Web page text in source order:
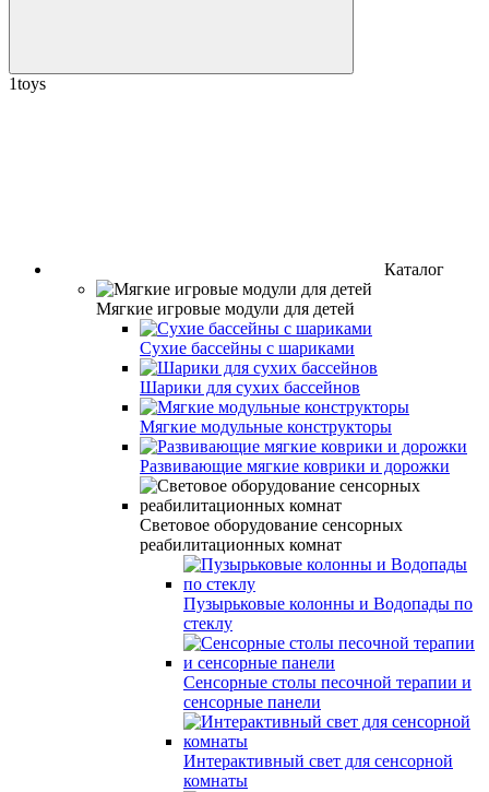
1toys
Каталог
Мягкие игровые модули для детей
Сухие бассейны с шариками
Шарики для сухих бассейнов
Мягкие модульные конструкторы
Развивающие мягкие коврики и дорожки
Световое оборудование сенсорных
реабилитационных комнат
Пузырьковые колонны и Водопады по
стеклу
Сенсорные столы песочной терапии и
сенсорные панели
Интерактивный свет для сенсорной
комнаты